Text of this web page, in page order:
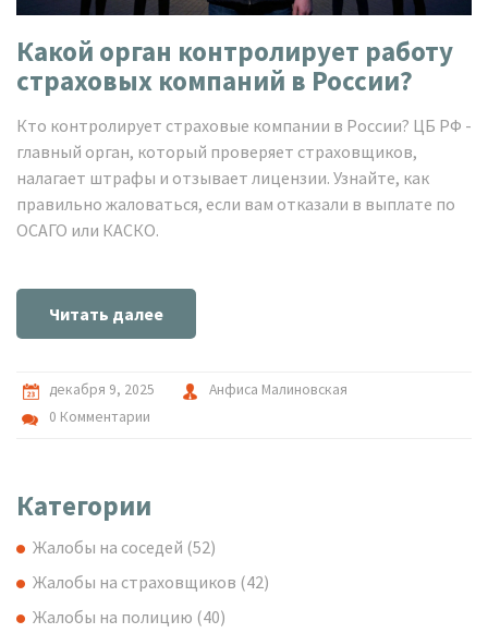
Какой орган контролирует работу
страховых компаний в России?
Кто контролирует страховые компании в России? ЦБ РФ -
главный орган, который проверяет страховщиков,
налагает штрафы и отзывает лицензии. Узнайте, как
правильно жаловаться, если вам отказали в выплате по
ОСАГО или КАСКО.
Читать далее
декабря 9, 2025
Анфиса Малиновская
0 Комментарии
Категории
Жалобы на соседей (52)
Жалобы на страховщиков (42)
Жалобы на полицию (40)